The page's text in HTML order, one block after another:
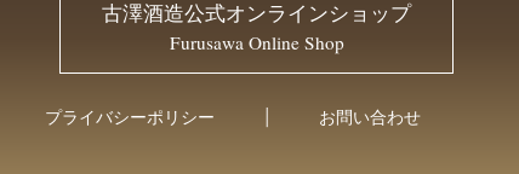
古澤酒造公式オンラインショップ
Furusawa Online Shop
プライバシーポリシー お問い合わせ